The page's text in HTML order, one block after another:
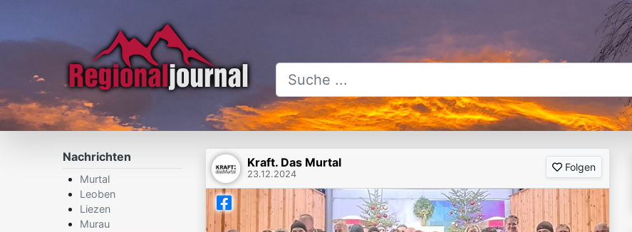
Nachrichten
Murtal
Leoben
Liezen
Murau
Kraft. Das Murtal
23.12.2024
Folgen